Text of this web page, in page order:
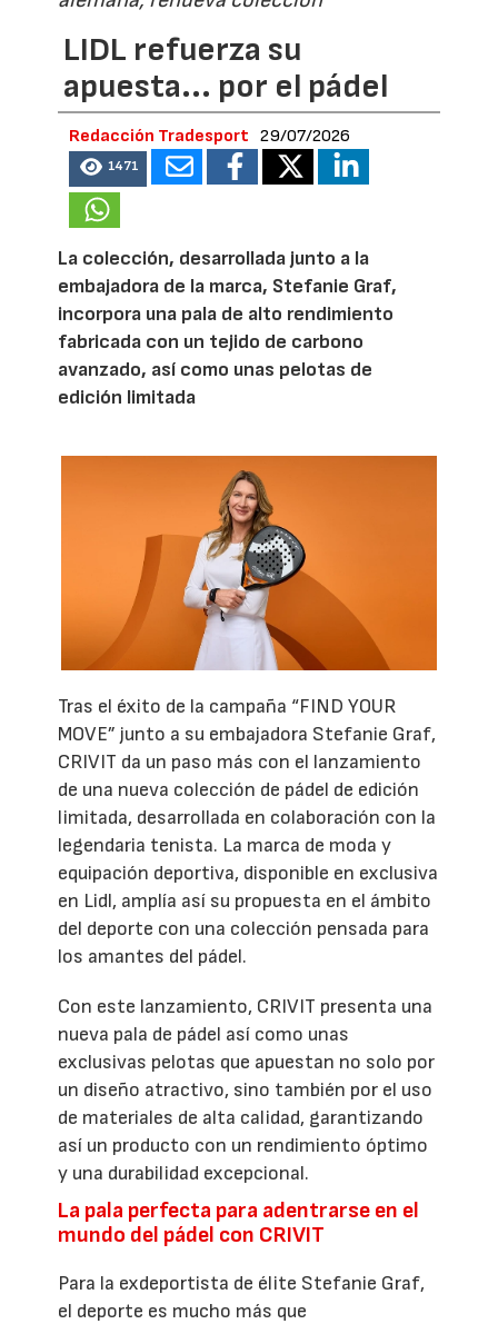
LIDL refuerza su
apuesta... por el pádel
Redacción Tradesport 29/07/2026
1471
La colección, desarrollada junto a la
embajadora de la marca, Stefanie Graf,
incorpora una pala de alto rendimiento
fabricada con un tejido de carbono
avanzado, así como unas pelotas de
edición limitada
Tras el éxito de la campaña “FIND YOUR
MOVE” junto a su embajadora Stefanie Graf,
CRIVIT da un paso más con el lanzamiento
de una nueva colección de pádel de edición
limitada, desarrollada en colaboración con la
legendaria tenista. La marca de moda y
equipación deportiva, disponible en exclusiva
en Lidl, amplía así su propuesta en el ámbito
del deporte con una colección pensada para
los amantes del pádel.
Con este lanzamiento, CRIVIT presenta una
nueva pala de pádel así como unas
exclusivas pelotas que apuestan no solo por
un diseño atractivo, sino también por el uso
de materiales de alta calidad, garantizando
así un producto con un rendimiento óptimo
y una durabilidad excepcional.
La pala perfecta para adentrarse en el
mundo del pádel con CRIVIT
Para la exdeportista de élite Stefanie Graf,
el deporte es mucho más que